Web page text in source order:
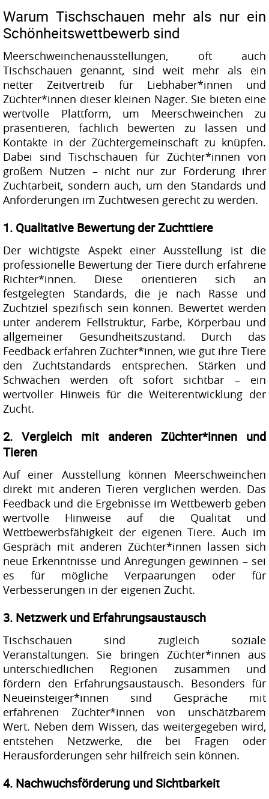
Warum Tischschauen mehr als nur ein
Schönheitswettbewerb sind
Meerschweinchenausstellungen, oft auch
Tischschauen genannt, sind weit mehr als ein
netter Zeitvertreib für Liebhaber*innen und
Züchter*innen dieser kleinen Nager. Sie bieten eine
wertvolle Plattform, um Meerschweinchen zu
präsentieren, fachlich bewerten zu lassen und
Kontakte in der Züchtergemeinschaft zu knüpfen.
Dabei sind Tischschauen für Züchter*innen von
großem Nutzen – nicht nur zur Förderung ihrer
Zuchtarbeit, sondern auch, um den Standards und
Anforderungen im Zuchtwesen gerecht zu werden.
1. Qualitative Bewertung der Zuchttiere
Der wichtigste Aspekt einer Ausstellung ist die
professionelle Bewertung der Tiere durch erfahrene
Richter*innen. Diese orientieren sich an
festgelegten Standards, die je nach Rasse und
Zuchtziel spezifisch sein können. Bewertet werden
unter anderem Fellstruktur, Farbe, Körperbau und
allgemeiner Gesundheitszustand. Durch das
Feedback erfahren Züchter*innen, wie gut ihre Tiere
den Zuchtstandards entsprechen. Stärken und
Schwächen werden oft sofort sichtbar – ein
wertvoller Hinweis für die Weiterentwicklung der
Zucht.
2. Vergleich mit anderen Züchter*innen und
Tieren
Auf einer Ausstellung können Meerschweinchen
direkt mit anderen Tieren verglichen werden. Das
Feedback und die Ergebnisse im Wettbewerb geben
wertvolle Hinweise auf die Qualität und
Wettbewerbsfähigkeit der eigenen Tiere. Auch im
Gespräch mit anderen Züchter*innen lassen sich
neue Erkenntnisse und Anregungen gewinnen – sei
es für mögliche Verpaarungen oder für
Verbesserungen in der eigenen Zucht.
3. Netzwerk und Erfahrungsaustausch
Tischschauen sind zugleich soziale
Veranstaltungen. Sie bringen Züchter*innen aus
unterschiedlichen Regionen zusammen und
fördern den Erfahrungsaustausch. Besonders für
Neueinsteiger*innen sind Gespräche mit
erfahrenen Züchter*innen von unschätzbarem
Wert. Neben dem Wissen, das weitergegeben wird,
entstehen Netzwerke, die bei Fragen oder
Herausforderungen sehr hilfreich sein können.
4. Nachwuchsförderung und Sichtbarkeit